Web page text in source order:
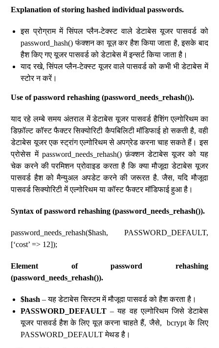
Explanation of storing hashed individual passwords.
इस प्रोग्राम में सिंपल प्लैन-टेक्स्ट वाले डेटाबेस यूजर पासवर्ड को
password_hash() फंक्शन का यूज़ कर हैश किया जाता है, इसके बाद
हैश किए गए यूजर पासवर्ड को डेटाबेस में इन्सर्ट किया जाता है।
याद रखे, सिंपल प्लैन-टेक्स्ट यूजर वाले पासवर्ड को कभी भी डेटाबेस में
स्टोर न करें।
Use of password rehashing (password_needs_rehash()).
याद रहे लम्बे समय अंतराल में डेटाबेस यूजर पासवर्ड हैशिंग एल्गोरिथम का
डिफ़ॉल्ट कॉस्ट फैक्टर सिक्योरिटी कैपबिलिटी मॉडिफाई हो सकती है, वही
डेटाबेस यूजर एक स्ट्रांग एल्गोरिथम से अपग्रेड करना चाह सकते हैं। इस
प्रोसेस में password_needs_rehash() फ़ंक्शन डेटाबेस यूजर को यह
चेक करने की परमिशन प्रोवाइड करता है कि क्या मौजूदा डेटाबेस यूजर
पासवर्ड हैश को मैन्युअल अपडेट करने की जरूरत है. जैस, यदि मौजूदा
पासवर्ड सिक्योरिटी में एल्गोरिथम या कॉस्ट फैक्टर मॉडिफाई हुआ है।
Syntax of password rehashing (password_needs_rehash()).
password_needs_rehash($hash, PASSWORD_DEFAULT,
[‘cost’ => 12]);
Element of password rehashing
(password_needs_rehash()).
$hash – यह डेटाबेस सिस्टम में मौजूदा पासवर्ड को हैश करता है।
PASSWORD_DEFAULT – यह वह एल्गोरिथम जिसे डेटाबेस
यूजर पासवर्ड हैश के लिए यूज़ करना चाहते हैं, जैसे, bcrypt के लिए
PASSWORD_DEFAULT मेथड है।